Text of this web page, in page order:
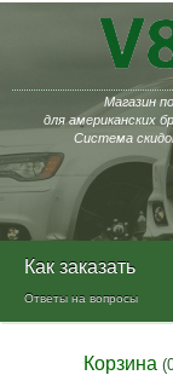
Магазин
для американских
Система
Как заказать
Ответы на вопросы
Корзина (